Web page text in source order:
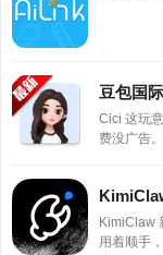
Cici 这玩
费没广告
KimiClaw
用着顺手